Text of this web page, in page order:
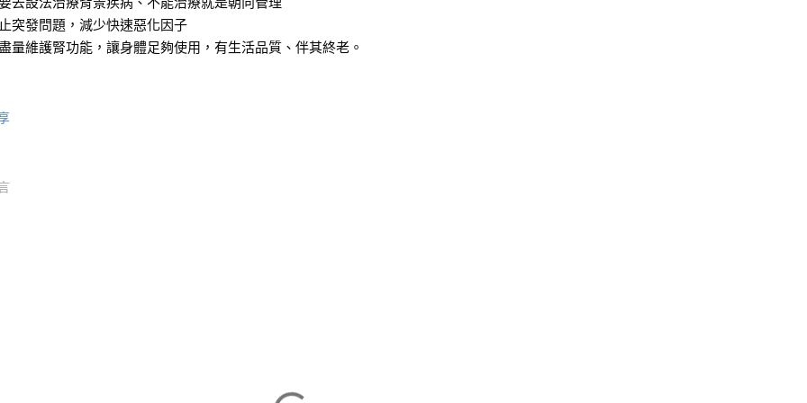
突發問題，減少快速惡化因子
量維護腎功能，讓身體足夠使用，有生活品質、伴其終老。